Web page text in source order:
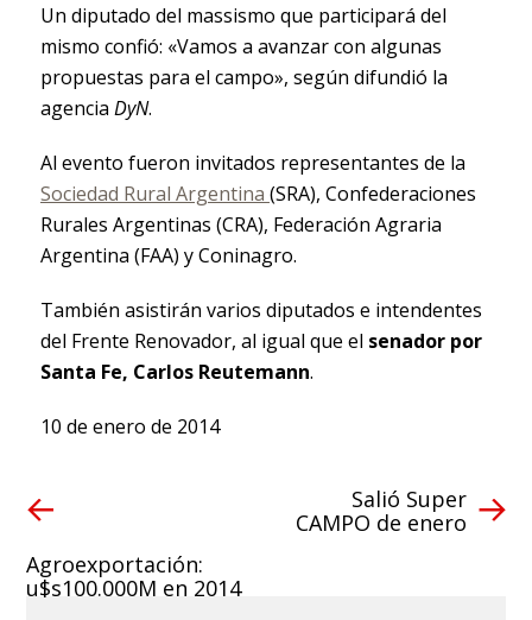
Un diputado del massismo que participará del
mismo confió: «Vamos a avanzar con algunas
propuestas para el campo», según difundió la
agencia DyN.
Al evento fueron invitados representantes de la
Sociedad Rural Argentina (SRA), Confederaciones
Rurales Argentinas (CRA), Federación Agraria
Argentina (FAA) y Coninagro.
También asistirán varios diputados e intendentes
del Frente Renovador, al igual que el senador por
Santa Fe, Carlos Reutemann.
10 de enero de 2014
Agroexportación:
u$s100.000M en 2014
Salió Super
CAMPO de enero